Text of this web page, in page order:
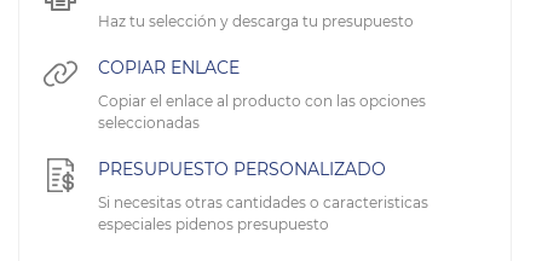
Haz tu selección y descarga tu presupuesto
COPIAR ENLACE
Copiar el enlace al producto con las opciones
seleccionadas
PRESUPUESTO PERSONALIZADO
Si necesitas otras cantidades o caracteristicas
especiales pidenos presupuesto